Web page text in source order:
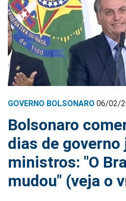
GOVERNO BOLSONARO 06/02/
Bolsonaro
dias de
ministros: "O
mudou" (veja o